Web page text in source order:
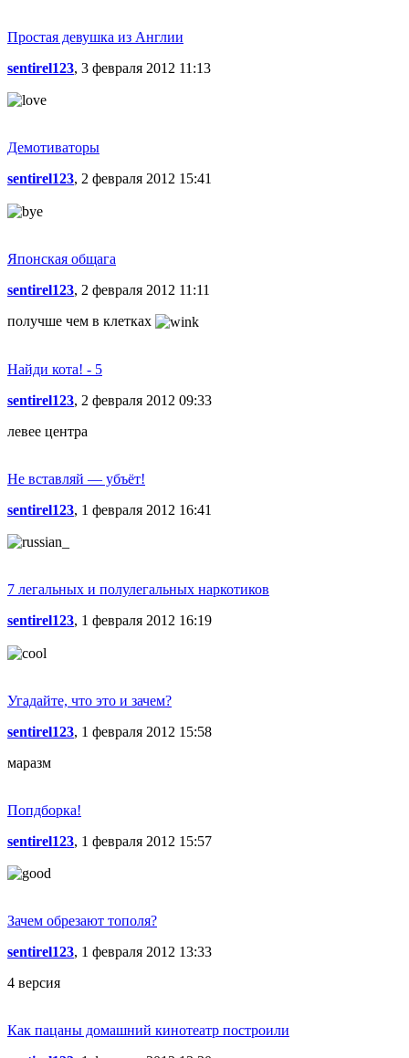
Простая девушка из Англии
sentirel123, 3 февраля 2012 11:13
Демотиваторы
sentirel123, 2 февраля 2012 15:41
Японская общага
sentirel123, 2 февраля 2012 11:11
получше чем в клетках
Найди кота! - 5
sentirel123, 2 февраля 2012 09:33
левее центра
Не вставляй — убъёт!
sentirel123, 1 февраля 2012 16:41
7 легальных и полулегальных наркотиков
sentirel123, 1 февраля 2012 16:19
Угадайте, что это и зачем?
sentirel123, 1 февраля 2012 15:58
маразм
Попдборка!
sentirel123, 1 февраля 2012 15:57
Зачем обрезают тополя?
sentirel123, 1 февраля 2012 13:33
4 версия
Как пацаны домашний кинотеатр построили